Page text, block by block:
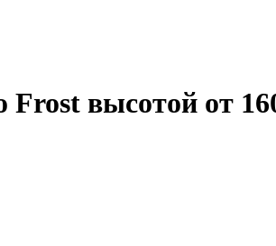
Frost высотой от